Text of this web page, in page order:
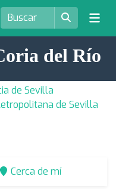
del Río
de Sevilla
de Sevilla
Cerca de mí